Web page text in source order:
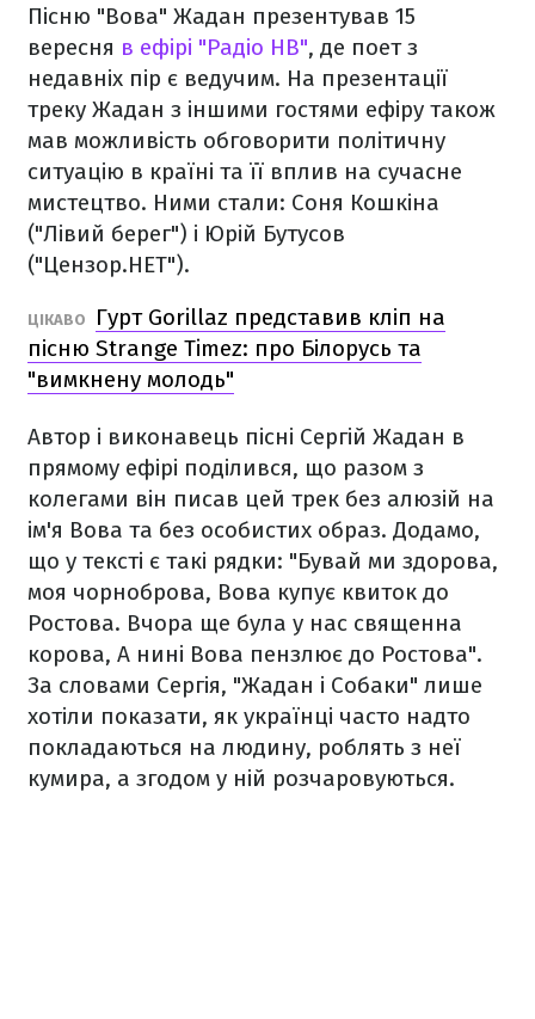
Пісню "Вова" Жадан презентував 15
вересня в ефірі "Радіо НВ", де поет з
недавніх пір є ведучим. На презентації
треку Жадан з іншими гостями ефіру також
мав можливість обговорити політичну
ситуацію в країні та її вплив на сучасне
мистецтво. Ними стали: Соня Кошкіна
("Лівий берег") і Юрій Бутусов
("Цензор.НЕТ").
ЦІКАВО
Гурт Gorillaz представив кліп на
пісню Strange Timez: про Білорусь та
"вимкнену молодь"
Автор і виконавець пісні Сергій Жадан в
прямому ефірі поділився, що разом з
колегами він писав цей трек без алюзій на
ім'я Вова та без особистих образ. Додамо,
що у тексті є такі рядки: "Бувай ми здорова,
моя чорноброва, Вова купує квиток до
Ростова. Вчора ще була у нас священна
корова, А нині Вова пензлює до Ростова".
За словами Сергія, "Жадан і Собаки" лише
хотіли показати, як українці часто надто
покладаються на людину, роблять з неї
кумира, а згодом у ній розчаровуються.